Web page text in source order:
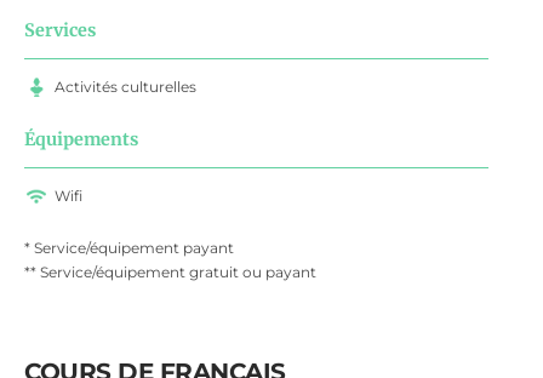
Services
Activités culturelles
Équipements
Wifi
* Service/équipement payant
** Service/équipement gratuit ou payant
COURS DE FRANÇAIS